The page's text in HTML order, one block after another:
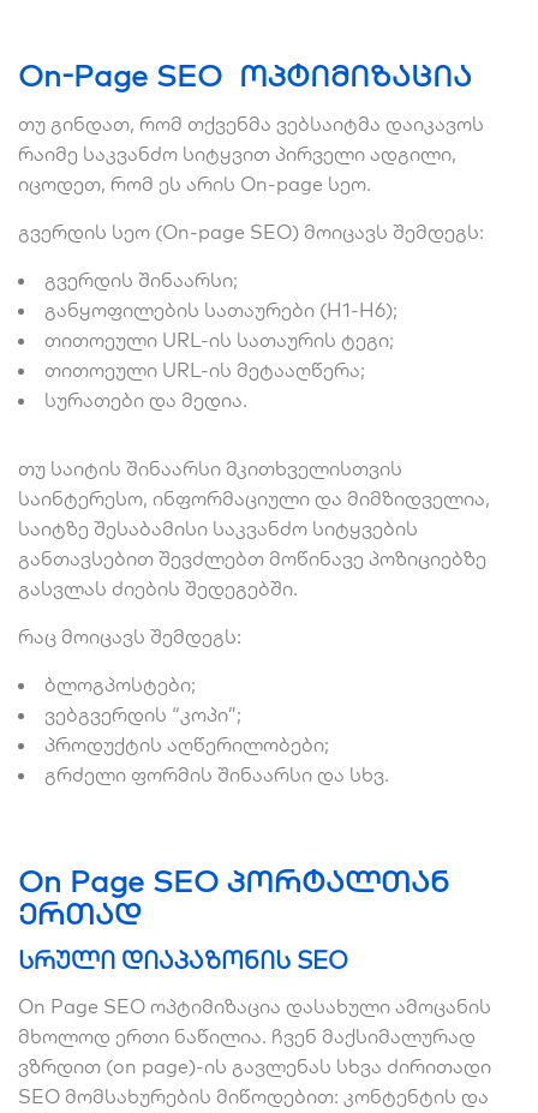
On-Page SEO ოპტიმიზაცია
თუ გინდათ, რომ თქვენმა ვებსაიტმა დაიკავოს
რაიმე საკვანძო სიტყვით პირველი ადგილი,
იცოდეთ, რომ ეს არის On-page სეო.
გვერდის სეო (On-page SEO) მოიცავს შემდეგს:
გვერდის შინაარსი;
განყოფილების სათაურები (H1-H6);
თითოეული URL-ის სათაურის ტეგი;
თითოეული URL-ის მეტააღწერა;
სურათები და მედია.
თუ საიტის შინაარსი მკითხველისთვის
საინტერესო, ინფორმაციული და მიმზიდველია,
საიტზე შესაბამისი საკვანძო სიტყვების
განთავსებით შევძლებთ მოწინავე პოზიციებზე
გასვლას ძიების შედეგებში.
რაც მოიცავს შემდეგს:
ბლოგპოსტები;
ვებგვერდის “კოპი”;
პროდუქტის აღწერილობები;
გრძელი ფორმის შინაარსი და სხვ.
On Page SEO პორტალთან
ერთად
სრული დიაპაზონის SEO
On Page SEO ოპტიმიზაცია დასახული ამოცანის
მხოლოდ ერთი ნაწილია. ჩვენ მაქსიმალურად
ვზრდით (on page)-ის გავლენას სხვა ძირითადი
SEO მომსახურების მიწოდებით: კონტენტის და